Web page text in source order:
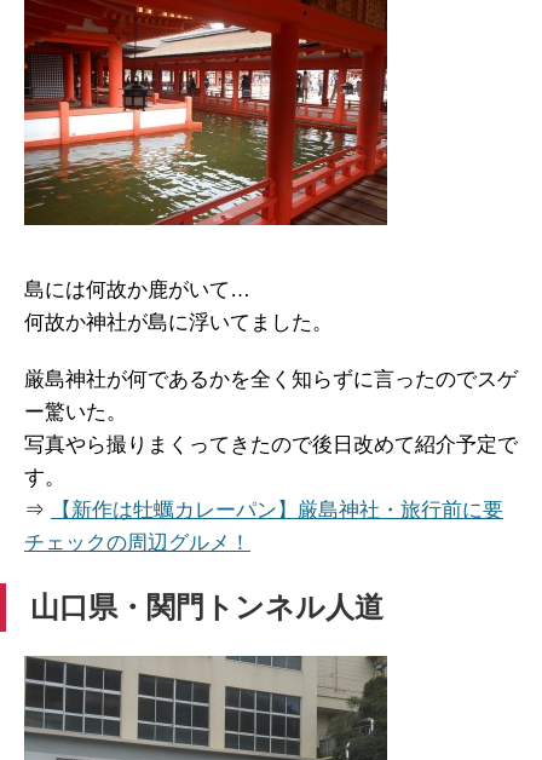
島には何故か鹿がいて…
何故か神社が島に浮いてました。
厳島神社が何であるかを全く知らずに言ったのでスゲ
ー驚いた。
写真やら撮りまくってきたので後日改めて紹介予定で
す。
⇒
【新作は牡蠣カレーパン】厳島神社・旅行前に要
チェックの周辺グルメ！
山口県・関門トンネル人道